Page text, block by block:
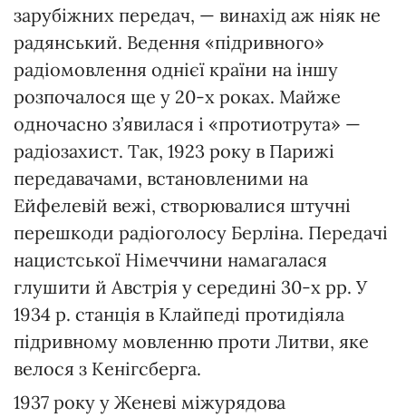
зарубіжних передач, — винахід аж ніяк не
радянський. Ведення «підривного»
радіомовлення однієї країни на іншу
розпочалося ще у 20-х роках. Майже
одночасно з’явилася і «протиотрута» —
радіозахист. Так, 1923 року в Парижі
передавачами, встановленими на
Ейфелевій вежі, створювалися штучні
перешкоди радіоголосу Берліна. Передачі
нацистської Німеччини намагалася
глушити й Австрія у середині 30-х рр. У
1934 р. станція в Клайпеді протидіяла
підривному мовленню проти Литви, яке
велося з Кенігсберга.
1937 року у Женеві міжурядова